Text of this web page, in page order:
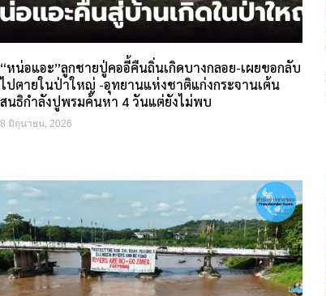
“หน่อแอะ”ลูกชายปู่คออี้คืนถิ่นเกิดบางกลอย-เผยขอกลับ
ไปตายในป่าใหญ่ -อุทยานแห่งชาติแก่งกระจานเต้น
สนธิกำลังปูพรมค้นหา 4 วันแต่ยังไม่พบ
8 มิถุนายน, 2026